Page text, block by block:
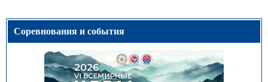
Соревнования и события